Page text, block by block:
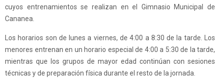
cuyos entrenamientos se realizan en el Gimnasio Municipal de
Cananea.
Los horarios son de lunes a viernes, de 4:00 a 8:30 de la tarde. Los
menores entrenan en un horario especial de 4:00 a 5:30 de la tarde,
mientras que los grupos de mayor edad continúan con sesiones
técnicas y de preparación física durante el resto de la jornada.